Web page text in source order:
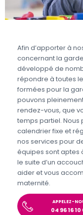
Afin d’apporter à
concernant la
développé de
répondre à toutes
formées pour la
pouvons
rendez-vous, que
temps partiel. Nous
calendrier fixe et
nos services pour
équipes sont aptes
le suite d’un
aider et vous
maternité.
APPELEZ-
04 96 16 10